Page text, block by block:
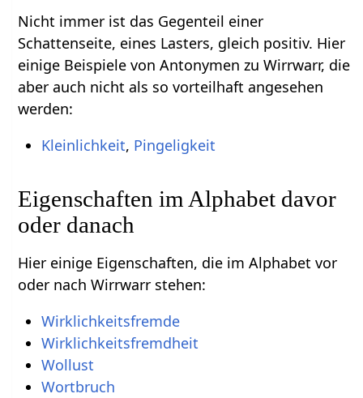
Nicht immer ist das Gegenteil einer
Schattenseite, eines Lasters, gleich positiv. Hier
einige Beispiele von Antonymen zu Wirrwarr, die
aber auch nicht als so vorteilhaft angesehen
werden:
Kleinlichkeit, Pingeligkeit
Eigenschaften im Alphabet davor
oder danach
Hier einige Eigenschaften, die im Alphabet vor
oder nach Wirrwarr stehen:
Wirklichkeitsfremde
Wirklichkeitsfremdheit
Wollust
Wortbruch